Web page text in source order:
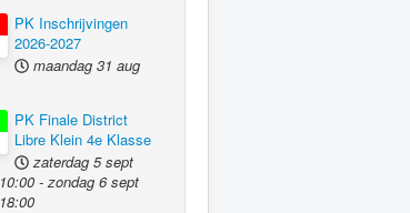
PK Inschrijvingen
2026-2027
maandag 31 aug
PK Finale District
Libre Klein 4e Klasse
zaterdag 5 sept
10:00 - zondag 6 sept
18:00